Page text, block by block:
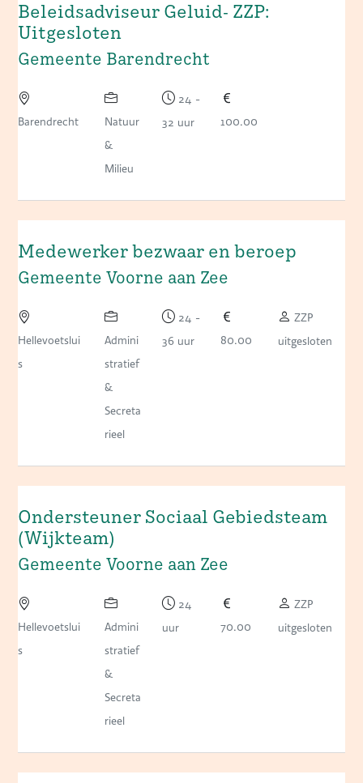
Beleidsadviseur Geluid- ZZP:
Uitgesloten
Gemeente Barendrecht
Barendrecht
Natuur
&
Milieu
24 -
32 uur
100.00
Medewerker bezwaar en beroep
Gemeente Voorne aan Zee
Hellevoetslui
s
Admini
stratief
&
Secreta
rieel
24 -
36 uur
80.00
ZZP
uitgesloten
Ondersteuner Sociaal Gebiedsteam
(Wijkteam)
Gemeente Voorne aan Zee
Hellevoetslui
s
Admini
stratief
&
Secreta
rieel
24
uur
70.00
ZZP
uitgesloten